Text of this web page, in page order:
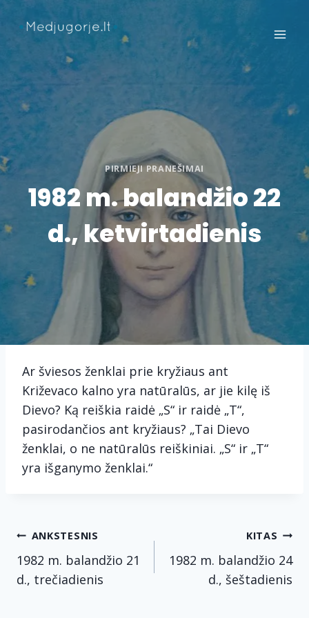
Skip
content
PIRMIEJI PRANEŠIMAI
1982 m. balandžio 22
d., ketvirtadienis
Ar šviesos ženklai prie kryžiaus ant
Križevaco kalno yra natūralūs, ar jie kilę iš
Dievo? Ką reiškia raidė „S“ ir raidė „T“,
pasirodančios ant kryžiaus? „Tai Dievo
ženklai, o ne natūralūs reiškiniai. „S“ ir „T“
yra išganymo ženklai.“
Navigacija
tarp
ANKSTESNIS
1982 m. balandžio 21
d., trečiadienis
KITAS
1982 m. balandžio 24
d., šeštadienis